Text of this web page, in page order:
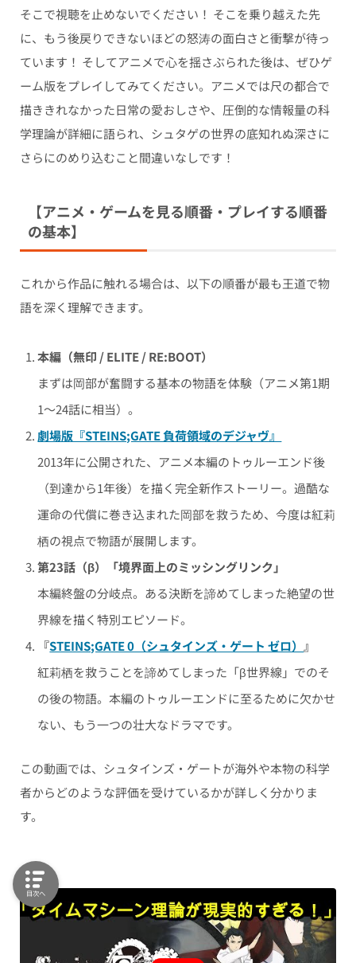
そこで視聴を止めないでください！ そこを乗り越えた先
に、もう後戻りできないほどの怒涛の面白さと衝撃が待っ
ています！ そしてアニメで心を揺さぶられた後は、ぜひゲ
ーム版をプレイしてみてください。アニメでは尺の都合で
描ききれなかった日常の愛おしさや、圧倒的な情報量の科
学理論が詳細に語られ、シュタゲの世界の底知れぬ深さに
さらにのめり込むこと間違いなしです！
【アニメ・ゲームを見る順番・プレイする順番
の基本】
これから作品に触れる場合は、以下の順番が最も王道で物
語を深く理解できます。
本編（無印 / ELITE / RE:BOOT）
まずは岡部が奮闘する基本の物語を体験（アニメ第1期
1〜24話に相当）。
劇場版『STEINS;GATE 負荷領域のデジャヴ』
2013年に公開された、アニメ本編のトゥルーエンド後
（到達から1年後）を描く完全新作ストーリー。過酷な
運命の代償に巻き込まれた岡部を救うため、今度は紅莉
栖の視点で物語が展開します。
第23話（β）「境界面上のミッシングリンク」
本編終盤の分岐点。ある決断を諦めてしまった絶望の世
界線を描く特別エピソード。
『STEINS;GATE 0（シュタインズ・ゲート ゼロ）』
紅莉栖を救うことを諦めてしまった「β世界線」でのそ
の後の物語。本編のトゥルーエンドに至るために欠かせ
ない、もう一つの壮大なドラマです。
この動画では、シュタインズ・ゲートが海外や本物の科学
者からどのような評価を受けているかが詳しく分かりま
す。
目次へ